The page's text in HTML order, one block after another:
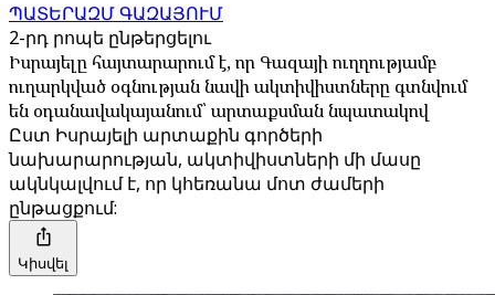
ՊԱՏԵՐԱԶՄ ԳԱԶԱՅՈՒՄ
2-րդ րոպե ընթերցելու
Իսրայելը հայտարարում է, որ Գազայի ուղղությամբ
ուղարկված օգնության նավի ակտիվիստները գտնվում
են օդանավակայանում՝ արտաքսման նպատակով
Ըստ Իսրայելի արտաքին գործերի
նախարարության, ակտիվիստների մի մասը
ակնկալվում է, որ կհեռանա մոտ ժամերի
ընթացքում:
Կիսվել